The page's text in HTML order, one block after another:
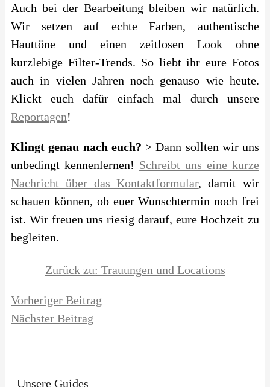
Auch bei der Bearbeitung bleiben wir natürlich.
Wir setzen auf echte Farben, authentische
Hauttöne und einen zeitlosen Look ohne
kurzlebige Filter-Trends. So liebt ihr eure Fotos
auch in vielen Jahren noch genauso wie heute.
Klickt euch dafür einfach mal durch unsere
Reportagen!
Klingt genau nach euch? > Dann sollten wir uns
unbedingt kennenlernen! Schreibt uns eine kurze
Nachricht über das Kontaktformular, damit wir
schauen können, ob euer Wunschtermin noch frei
ist. Wir freuen uns riesig darauf, eure Hochzeit zu
begleiten.
Zurück zu: Trauungen und Locations
Vorheriger Beitrag
Nächster Beitrag
Unsere Guides